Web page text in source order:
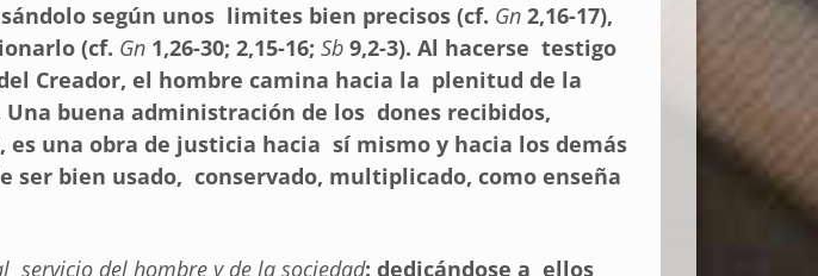
según unos limites bien precisos (cf. Gn 2,16-17),
(cf. Gn 1,26-30; 2,15-16; Sb 9,2-3). Al hacerse testigo
Creador, el hombre camina hacia la plenitud de la
buena administración de los dones recibidos,
una obra de justicia hacia sí mismo y hacia los demás
ser bien usado, conservado, multiplicado, como enseña
servicio del hombre y de la sociedad: dedicándose a ellos